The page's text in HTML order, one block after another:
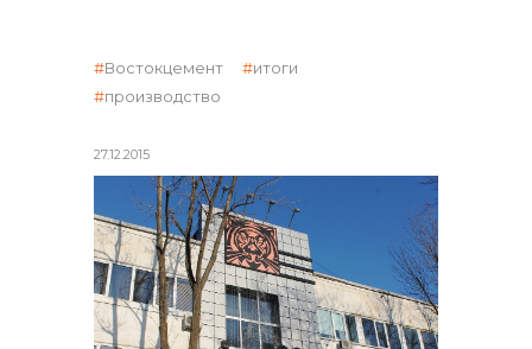
реализация неликвидов
27.12.2015
Востокцемент
итоги
производство